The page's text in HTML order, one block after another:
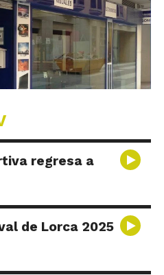
regresa a
de Lorca 2025